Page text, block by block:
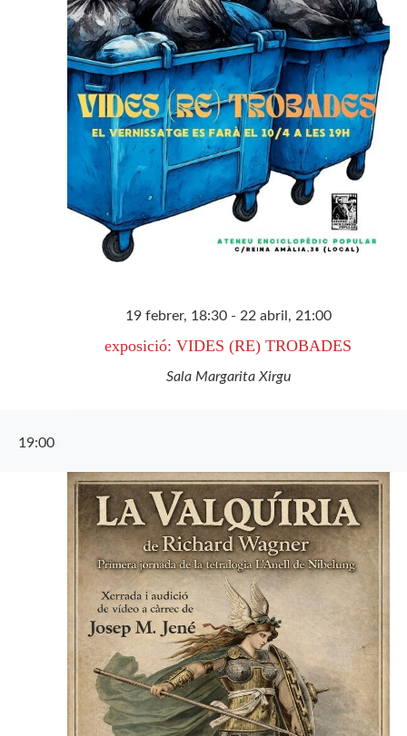
19 febrer, 18:30- 22 abril, 21:00
exposició: VIDES (RE) TROBADES
Sala Margarita Xirgu
19:00